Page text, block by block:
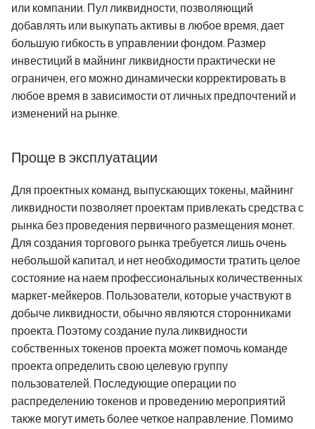
или компании. Пул ликвидности, позволяющий
добавлять или выкупать активы в любое время, дает
большую гибкость в управлении фондом. Размер
инвестиций в майнинг ликвидности практически не
ограничен, его можно динамически корректировать в
любое время в зависимости от личных предпочтений и
изменений на рынке.
Проще в эксплуатации
Для проектных команд, выпускающих токены, майнинг
ликвидности позволяет проектам привлекать средства с
рынка без проведения первичного размещения монет.
Для создания торгового рынка требуется лишь очень
небольшой капитал, и нет необходимости тратить целое
состояние на наем профессиональных количественных
маркет-мейкеров. Пользователи, которые участвуют в
добыче ликвидности, обычно являются сторонниками
проекта. Поэтому создание пула ликвидности
собственных токенов проекта может помочь команде
проекта определить свою целевую группу
пользователей. Последующие операции по
распределению токенов и проведению мероприятий
также могут иметь более четкое направление. Помимо